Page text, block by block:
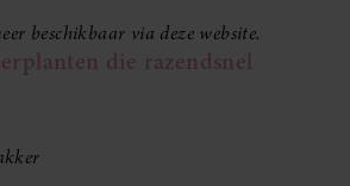
beschikbaar via deze website.
die razendsnel